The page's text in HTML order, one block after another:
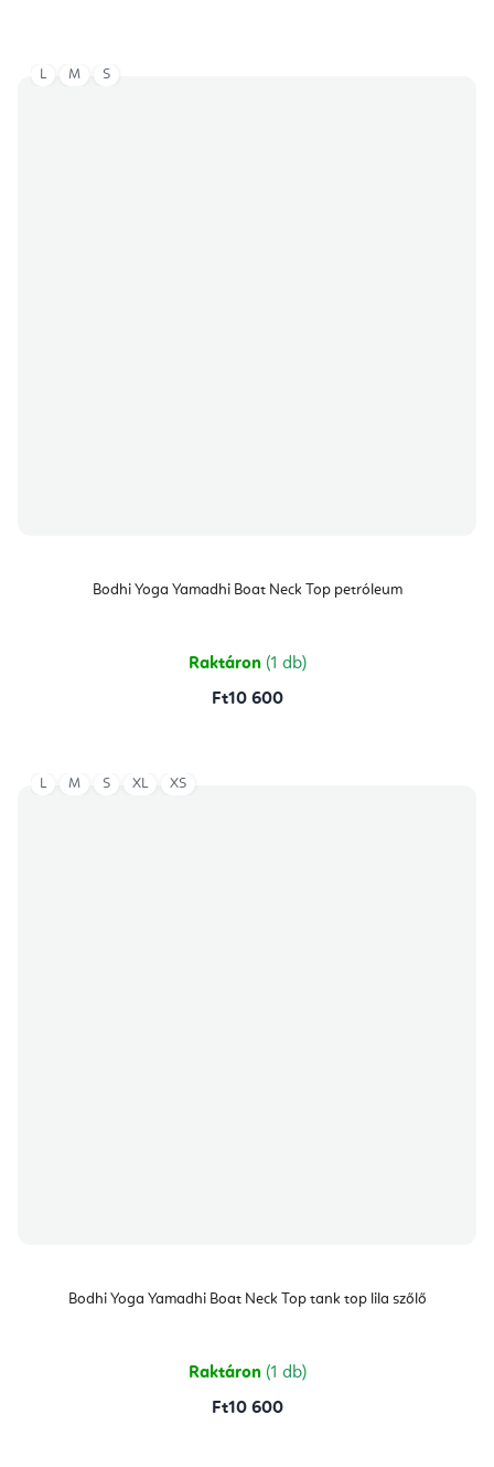
Bodhi Yoga Yamadhi Boat Neck Top petróleum
Raktáron (1 db)
Ft10 600
L M S
Bodhi Yoga Yamadhi Boat Neck Top tank top lila szőlő
Raktáron (1 db)
Ft10 600
L M S XL XS